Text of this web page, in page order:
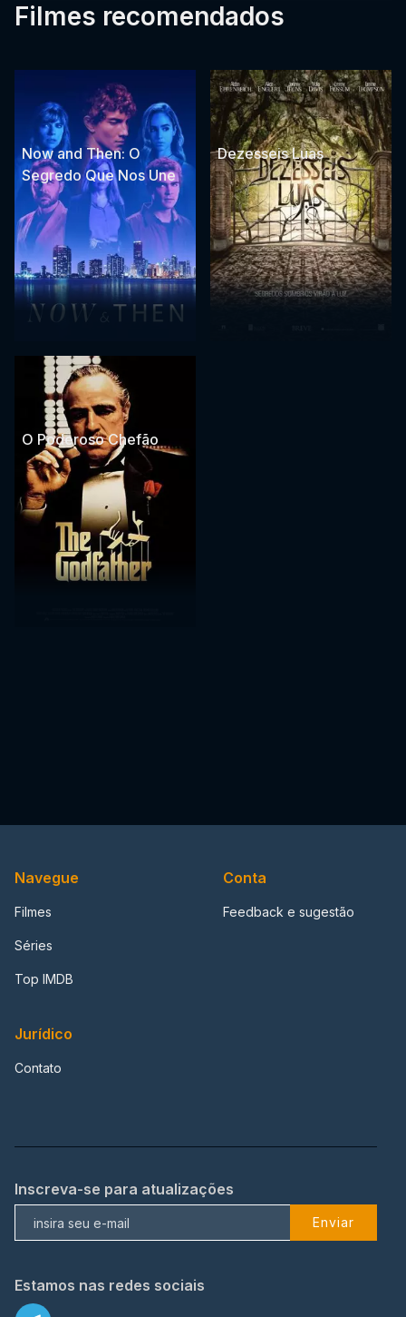
Filmes recomendados
Now and Then: O
Segredo Que Nos Une
Dezesseis Luas
O Poderoso Chefão
Navegue
Filmes
Séries
Top IMDB
Conta
Feedback e sugestão
Jurídico
Contato
Inscreva-se para atualizações
Enviar
Estamos nas redes sociais